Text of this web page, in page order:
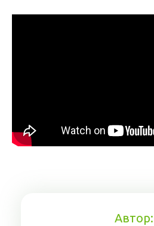
Автор: